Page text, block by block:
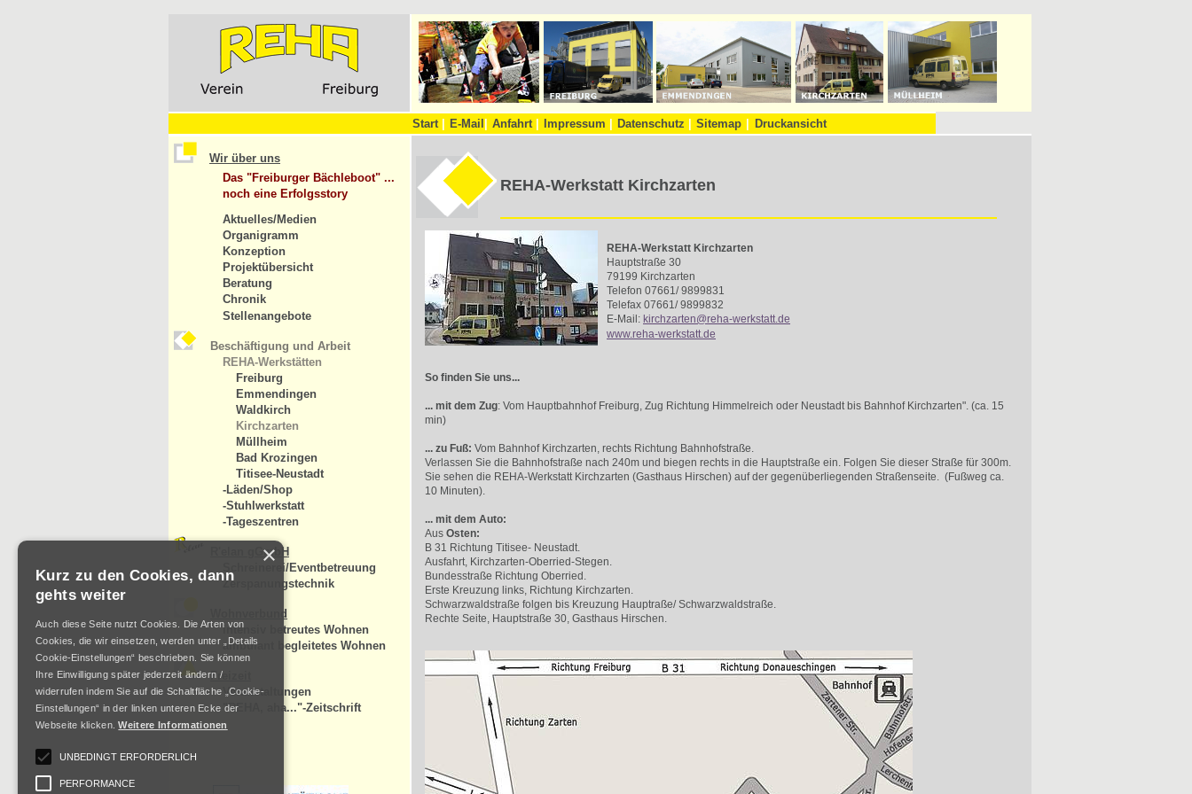
Start| E-Mail Anfahrt| Impressum Datenschutz Sitemap Druckansicht
Wir über uns
Das "Freiburger Bächleboot" ...
noch eine Erfolgsstory
Aktuelles/Medien
Organigramm
Konzeption
Projektübersicht
Beratung
Chronik
Stellenangebote
Beschäftigung und Arbeit
REHA-Werkstätten
Freiburg
Emmendingen
Waldkirch
Kirchzarten
Müllheim
Bad Krozingen
Titisee-Neustadt
-Läden/Shop
-Stuhlwerkstatt
-Tageszentren
R'elan gGmbH
Schreinerei/Eventbetreuung
Zerspanungstechnik
Wohnverbund
intensiv betreutes Wohnen
ambulant begleitetes Wohnen
Freizeit
Veranstaltungen
"REHA, aha..."-Zeitschrift
REHA-Werkstatt Kirchzarten
REHA-Werkstatt Kirchzarten
Hauptstraße 30
79199 Kirchzarten
Telefon 07661/ 9899831
Telefax 07661/ 9899832
E-Mail: kirchzarten@reha-werkstatt.de
www.reha-werkstatt.de
So finden Sie uns...
... mit dem Zug: Vom Hauptbahnhof Freiburg, Zug Richtung Himmelreich oder Neustadt bis Bahnhof Kirchzarten". (ca. 15
min)
... zu Fuß: Vom Bahnhof Kirchzarten, rechts Richtung Bahnhofstraße.
Verlassen Sie die Bahnhofstraße nach 240m und biegen rechts in die Hauptstraße ein. Folgen Sie dieser Straße für 300m.
Sie sehen die REHA-Werkstatt Kirchzarten (Gasthaus Hirschen) auf der gegenüberliegenden Straßenseite. (Fußweg ca.
10 Minuten).
... mit dem Auto:
Aus Osten:
B 31 Richtung Titisee- Neustadt.
Ausfahrt, Kirchzarten-Oberried-Stegen.
Bundesstraße Richtung Oberried.
Erste Kreuzung links, Richtung Kirchzarten.
Schwarzwaldstraße folgen bis Kreuzung Hauptraße/ Schwarzwaldstraße.
Rechte Seite, Hauptstraße 30, Gasthaus Hirschen.
×
Kurz zu den Cookies, dann
gehts weiter
Auch diese Seite nutzt Cookies. Die Arten von
Cookies, die wir einsetzen, werden unter „Details
Cookie-Einstellungen“ beschrieben. Sie können
Ihre Einwilligung später jederzeit ändern /
widerrufen indem Sie auf die Schaltfläche „Cookie-
Einstellungen“ in der linken unteren Ecke der
Webseite klicken.Weitere Informationen
UNBEDINGT ERFORDERLICH
PERFORMANCE